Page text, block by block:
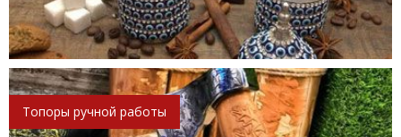
Топоры ручной работы